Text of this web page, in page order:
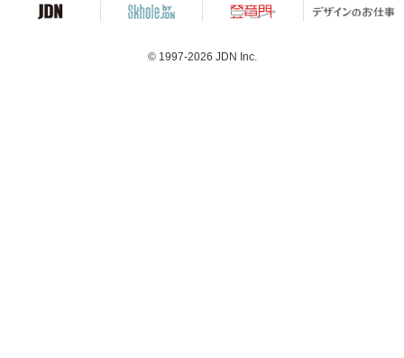
© 1997-2026 JDN Inc.